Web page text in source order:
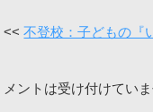
不登校：子どもの『
メントは受け付けていま